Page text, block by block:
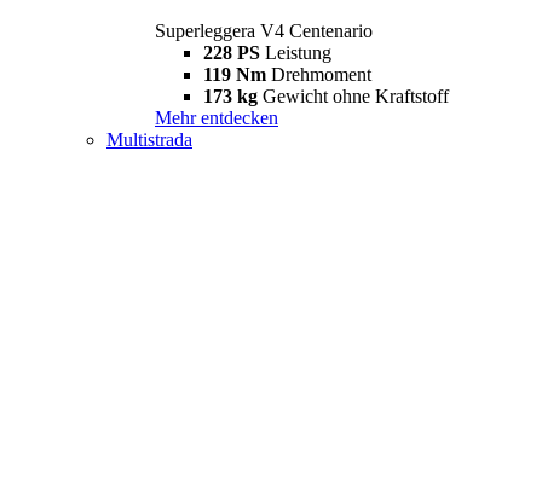
Superleggera V4 Centenario
228 PS Leistung
119 Nm Drehmoment
173 kg Gewicht ohne Kraftstoff
Mehr entdecken
Multistrada